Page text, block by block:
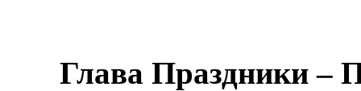
Глава Праздники –